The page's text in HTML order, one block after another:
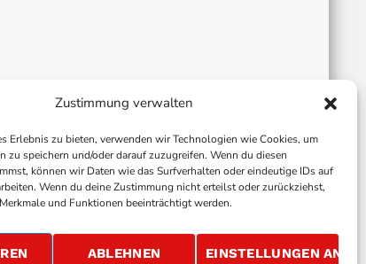
Zustimmung verwalten
Erlebnis zu bieten, verwenden wir Technologien wie Cookies, um
zu speichern und/oder darauf zuzugreifen. Wenn du diesen
können wir Daten wie das Surfverhalten oder eindeutige IDs auf
Wenn du deine Zustimmung nicht erteilst oder zurückziehst,
und Funktionen beeinträchtigt werden.
ABLEHNEN EINSTELLUNGEN